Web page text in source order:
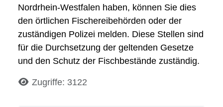
Nordrhein-Westfalen haben, können Sie dies
den örtlichen Fischereibehörden oder der
zuständigen Polizei melden. Diese Stellen sind
für die Durchsetzung der geltenden Gesetze
und den Schutz der Fischbestände zuständig.
DetailsZugriffe: 3122